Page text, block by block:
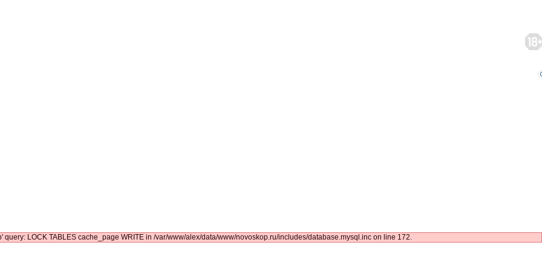
LOCK TABLES cache_page WRITE in /var/www/alex/data/www/novoskop.ru/includes/database.mysql.inc on line 172.